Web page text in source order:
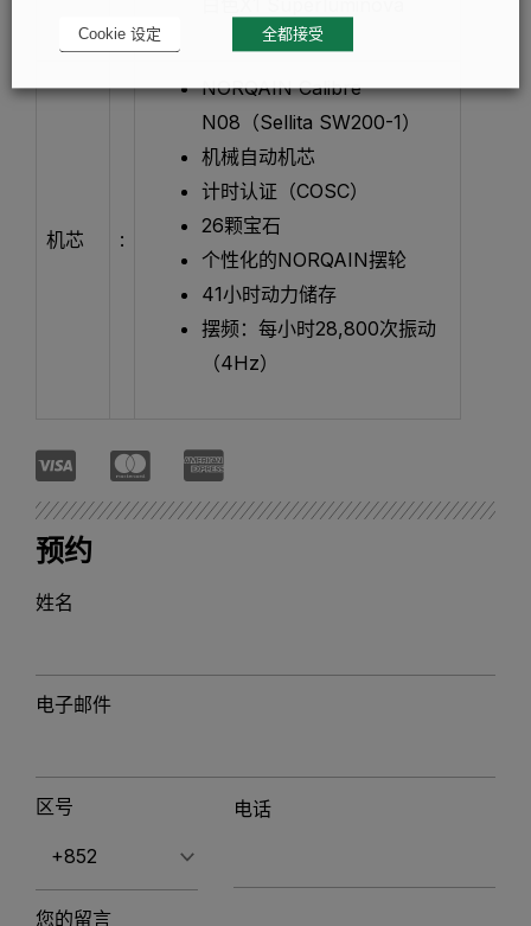
机芯 :
NORQAIN Calibre
N08（Sellita SW200-1）
机械自动机芯
计时认证（COSC）
26颗宝石
个性化的NORQAIN摆轮
41小时动力储存
摆频：每小时28,800次振动
（4Hz）
预约
姓名
电子邮件
区号 电话
您的留言
Cookie 设定 全都接受